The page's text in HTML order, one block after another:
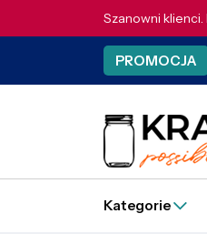
Szanowni
PROMOCJA
Kategorie